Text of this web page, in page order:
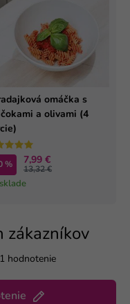
omáčka s
a olivami (4
% 7,99 €
13,32 €
zákazníkov
hodnotenie